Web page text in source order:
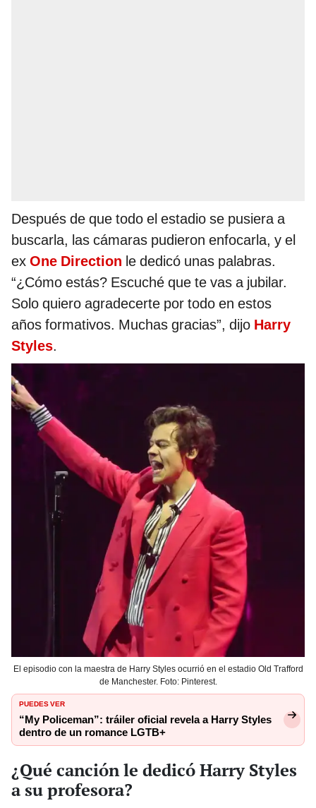
Después de que todo el estadio se pusiera a
buscarla, las cámaras pudieron enfocarla, y el
ex One Direction le dedicó unas palabras.
“¿Cómo estás? Escuché que te vas a jubilar.
Solo quiero agradecerte por todo en estos
años formativos. Muchas gracias”, dijo Harry
Styles.
El episodio con la maestra de Harry Styles ocurrió en el estadio Old Trafford
de Manchester. Foto: Pinterest.
PUEDES VER
“My Policeman”: tráiler oficial revela a Harry Styles
dentro de un romance LGTB+
¿Qué canción le dedicó Harry Styles
a su profesora?